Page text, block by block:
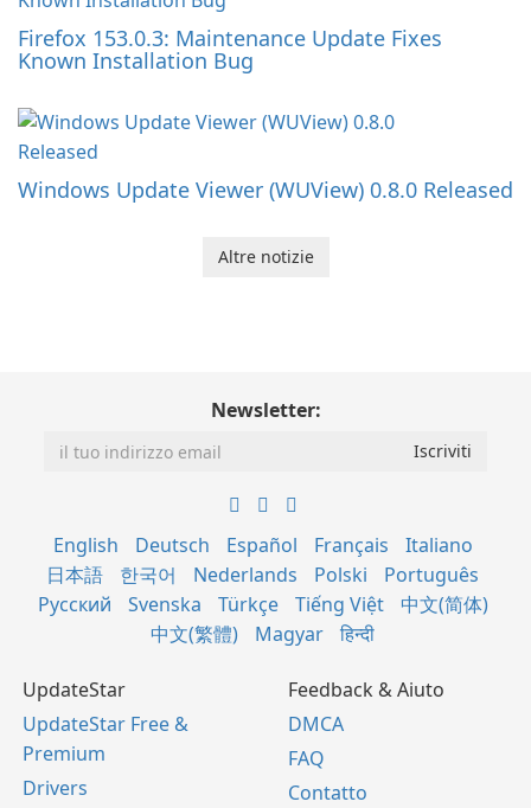
Firefox 153.0.3: Maintenance Update Fixes
Known Installation Bug
Windows Update Viewer (WUView) 0.8.0 Released
Altre notizie
Newsletter:
English Deutsch Español Français
Italiano
日本語
한국어 Nederlands Polski
Português
Русский
Svenska Türkçe Tiếng Việt
中文(简体)
中文(繁體)
Magyar हिन्दी
UpdateStar
UpdateStar Free &
Premium
Drivers
Feedback & Aiuto
DMCA
FAQ
Contatto